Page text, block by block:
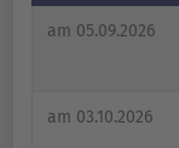
am 05.09.2026
am 03.10.2026